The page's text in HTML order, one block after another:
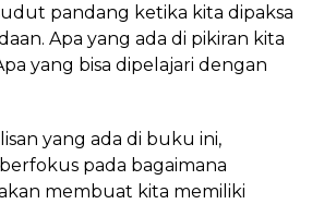
pandang ketika kita dipaksa
Apa yang ada di pikiran kita
yang bisa dipelajari dengan
yang ada di buku ini,
pada bagaimana
membuat kita memiliki